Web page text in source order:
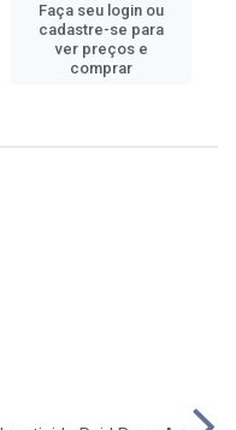
Faça seu login ou
cadastre-se para
ver preços e
comprar